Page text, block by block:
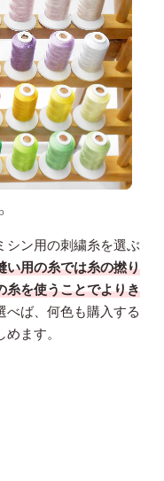
シン用の刺繍糸を選ぶ
い用の糸では糸の撚り
糸を使うことでよりき
べば、何色も購入する
ます。